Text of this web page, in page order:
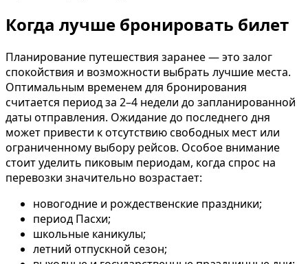
Когда лучше бронировать билет
Планирование путешествия заранее — это залог
спокойствия и возможности выбрать лучшие места.
Оптимальным временем для бронирования
считается период за 2–4 недели до запланированной
даты отправления. Ожидание до последнего дня
может привести к отсутствию свободных мест или
ограниченному выбору рейсов. Особое внимание
стоит уделить пиковым периодам, когда спрос на
перевозки значительно возрастает:
новогодние и рождественские праздники;
период Пасхи;
школьные каникулы;
летний отпускной сезон;